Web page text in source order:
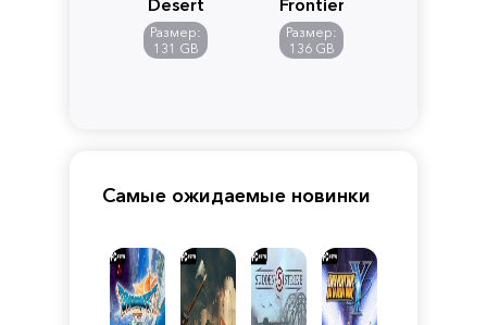
Размер:
131 GB
of
Pandora
Размер:
136 GB
Самые ожидаемые новинки